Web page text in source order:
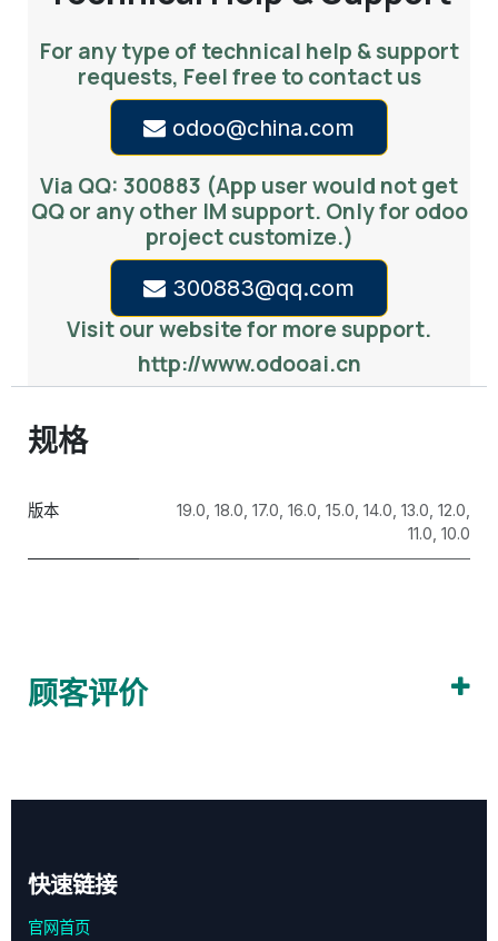
For any type of technical help & support
requests, Feel free to contact us
odoo@china.com
Via QQ: 300883 (App user would not get
QQ or any other IM support. Only for odoo
project customize.)
300883@qq.com
Visit our website for more support.
http://www.odooai.cn
规格
版本 19.0 18.0 17.0 16.0 15.0 14.0 13.0 12.0
11.0 10.0
顾客评价
快速链接
官网首页